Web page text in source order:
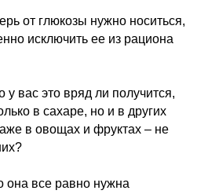
от глюкозы нужно носиться,
исключить ее из рациона
у вас это вряд ли получится,
в сахаре, но и в других
в овощах и фруктах – не
она все равно нужна